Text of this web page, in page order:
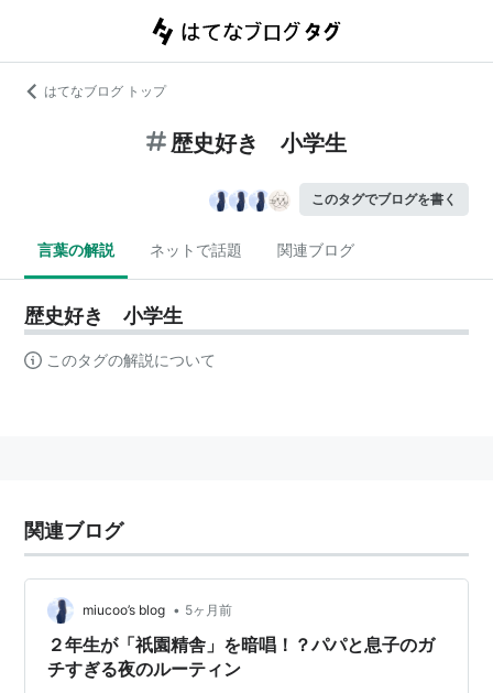
はてなブログ トップ
歴史好き 小学生
このタグでブログを書く
言葉の解説 ネットで話題 関連ブログ
歴史好き 小学生
このタグの解説について
関連ブログ
miucoo’s blog • 5ヶ月前
２年生が「祇園精舎」を暗唱！？パパと息子のガ
チすぎる夜のルーティン